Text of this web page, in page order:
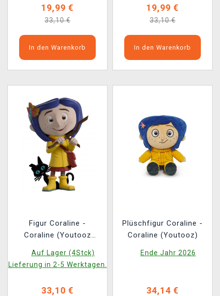
19,99 €
33,10 €
In den Warenkorb
19,99 €
33,10 €
In den Warenkorb
Figur Coraline -
Coraline (Youtooz
Auf Lager (4Stck)
Lieferung in 2-5 Werktagen.
33,10 €
Plüschfigur Coraline -
Coraline (Youtooz)
Ende Jahr 2026
34,14 €